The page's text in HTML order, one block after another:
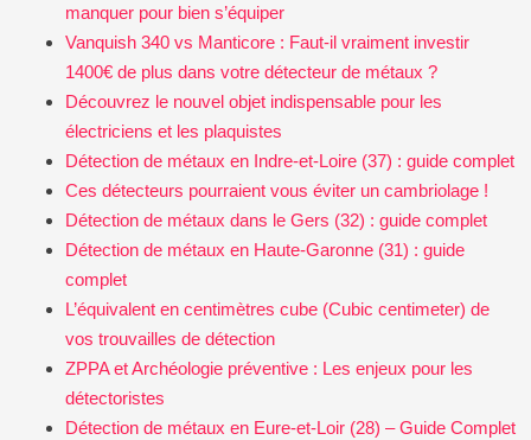
manquer pour bien s’équiper
Vanquish 340 vs Manticore : Faut-il vraiment investir
1400€ de plus dans votre détecteur de métaux ?
Découvrez le nouvel objet indispensable pour les
électriciens et les plaquistes
Détection de métaux en Indre-et-Loire (37) : guide complet
Ces détecteurs pourraient vous éviter un cambriolage !
Détection de métaux dans le Gers (32) : guide complet
Détection de métaux en Haute-Garonne (31) : guide
complet
L’équivalent en centimètres cube (Cubic centimeter) de
vos trouvailles de détection
ZPPA et Archéologie préventive : Les enjeux pour les
détectoristes
Détection de métaux en Eure-et-Loir (28) – Guide Complet